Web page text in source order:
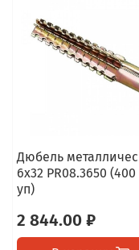
Дюбель
6х32 PR08.3650
уп)
2 844.00 ₽